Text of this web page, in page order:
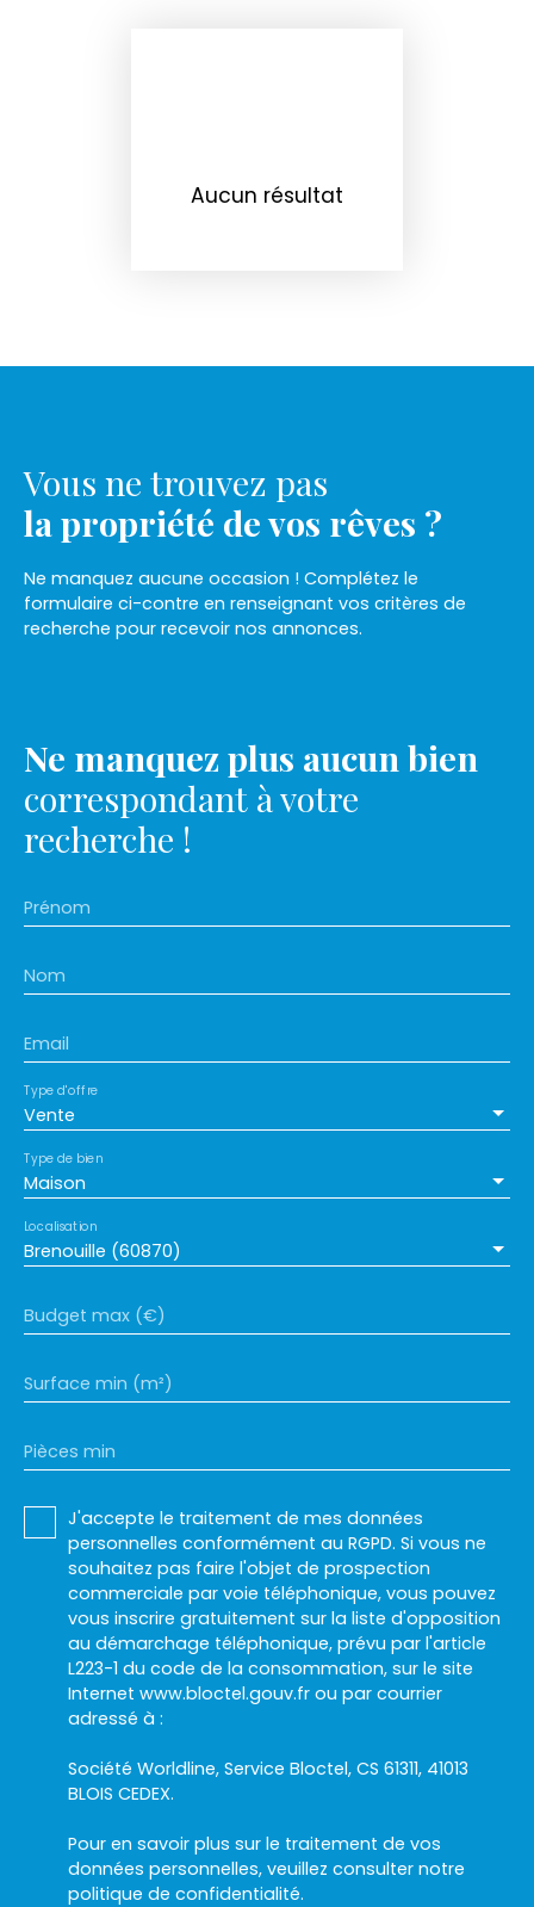
Aucun résultat
Vous ne trouvez pas
la propriété de vos rêves ?
Ne manquez aucune occasion ! Complétez le
formulaire ci-contre en renseignant vos critères de
recherche pour recevoir nos annonces.
Ne manquez plus aucun bien
correspondant à votre
recherche !
Prénom
Nom
Email
Vente
Type d'offre
Maison
Type de bien
Brenouille (60870)
Localisation
Budget max (€)
Surface min (m²)
Pièces min
J'accepte le traitement de mes données
personnelles conformément au RGPD. Si vous ne
souhaitez pas faire l'objet de prospection
commerciale par voie téléphonique, vous pouvez
vous inscrire gratuitement sur la liste d'opposition
au démarchage téléphonique, prévu par l'article
L223-1 du code de la consommation, sur le site
Internet www.bloctel.gouv.fr ou par courrier
adressé à :
Société Worldline, Service Bloctel, CS 61311, 41013
BLOIS CEDEX.
Pour en savoir plus sur le traitement de vos
données personnelles, veuillez consulter notre
politique de confidentialité.